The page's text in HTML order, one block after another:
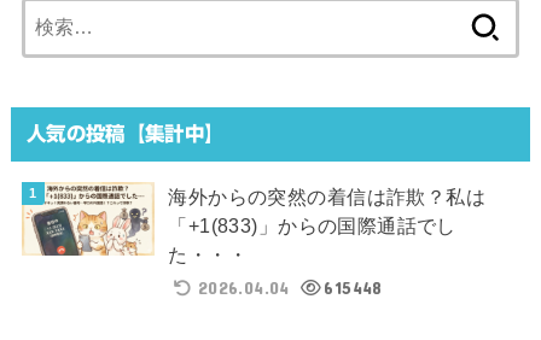
索:
人気の投稿【集計中】
海外からの突然の着信は詐欺？私は
「+1(833)」からの国際通話でし
た・・・
2026.04.04
615448